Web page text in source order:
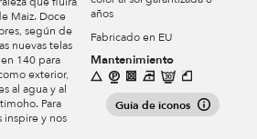
Maiz. Doce
según de
nuevas telas
140 para
exterior,
al agua y al
Para
inspire y nos
años
Fabricado en EU
Mantenimiento
Guía de iconos